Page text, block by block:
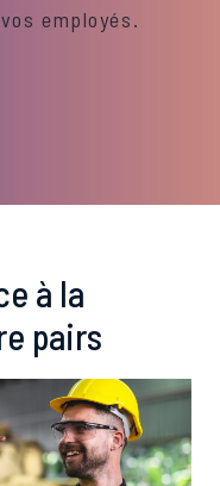
employés.
à la
pairs